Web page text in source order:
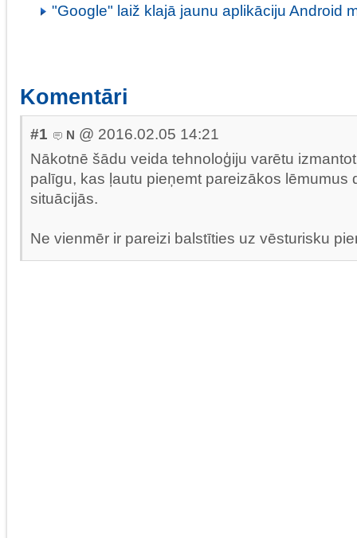
"Google" laiž klajā jaunu aplikāciju Android
Komentāri
#1 N @ 2016.02.05 14:21
Nākotnē šādu veida tehnoloģiju varētu
palīgu, kas ļautu pieņemt pareizākos lēmumus
situācijās.
Ne vienmēr ir pareizi balstīties uz vēsturisku